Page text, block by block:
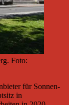
Foto:
für Sonnen-
in